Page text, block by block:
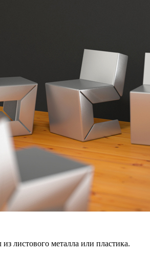
листового металла или пластика.